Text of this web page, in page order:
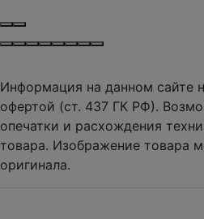
Информация на данном сайте
офертой (ст. 437 ГК РФ).
опечатки и расхождения
товара. Изображение товара
оригинала.